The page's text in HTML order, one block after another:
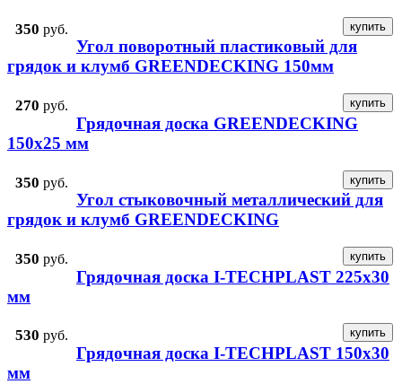
350 руб.
Угол поворотный пластиковый для
грядок и клумб GREENDECKING 150мм
270 руб.
Грядочная доска GREENDECKING
150x25 мм
350 руб.
Угол стыковочный металлический для
грядок и клумб GREENDECKING
350 руб.
Грядочная доска I-TECHPLAST 225x30
мм
530 руб.
Грядочная доска I-TECHPLAST 150x30
мм